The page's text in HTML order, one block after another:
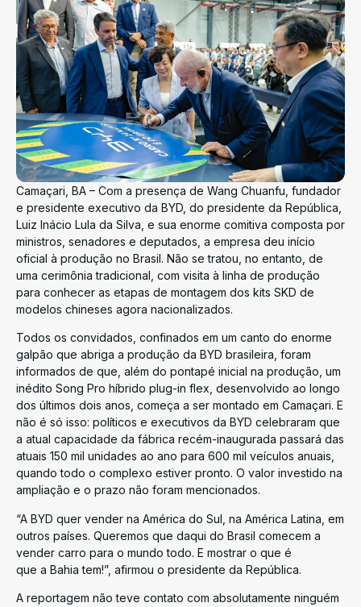
Camaçari, BA – Com a presença de Wang Chuanfu, fundador
e presidente executivo da BYD, do presidente da República,
Luiz Inácio Lula da Silva, e sua enorme comitiva composta por
ministros, senadores e deputados, a empresa deu início
oficial à produção no Brasil. Não se tratou, no entanto, de
uma cerimônia tradicional, com visita à linha de produção
para conhecer as etapas de montagem dos kits SKD de
modelos chineses agora nacionalizados.
Todos os convidados, confinados em um canto do enorme
galpão que abriga a produção da BYD brasileira, foram
informados de que, além do pontapé inicial na produção, um
inédito Song Pro híbrido plug-in flex, desenvolvido ao longo
dos últimos dois anos, começa a ser montado em Camaçari. E
não é só isso: políticos e executivos da BYD celebraram que
a atual capacidade da fábrica recém-inaugurada passará das
atuais 150 mil unidades ao ano para 600 mil veículos anuais,
quando todo o complexo estiver pronto. O valor investido na
ampliação e o prazo não foram mencionados.
“A BYD quer vender na América do Sul, na América Latina, em
outros países. Queremos que daqui do Brasil comecem a
vender carro para o mundo todo. E mostrar o que é
que a Bahia tem!”, afirmou o presidente da República.
A reportagem não teve contato com absolutamente ninguém